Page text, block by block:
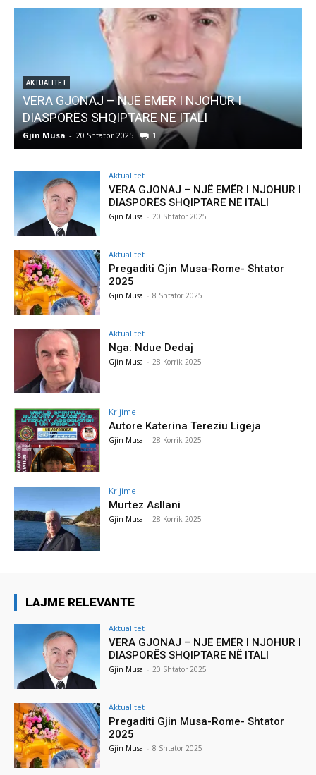
AKTUALITET
Pregaditi Gjin Musa-Rome- Shtator 2025
Gjin Musa - 8 Shtator 2025
Aktualitet
VERA GJONAJ – NJË EMËR I NJOHUR I
DIASPORËS SHQIPTARE NË ITALI
Gjin Musa - 20 Shtator 2025
Aktualitet
Pregaditi Gjin Musa-Rome- Shtator
2025
Gjin Musa - 8 Shtator 2025
Aktualitet
Nga: Ndue Dedaj
Gjin Musa - 28 Korrik 2025
Krijime
Autore Katerina Tereziu Ligeja
Gjin Musa - 28 Korrik 2025
Krijime
Murtez Asllani
Gjin Musa - 28 Korrik 2025
LAJME RELEVANTE
Aktualitet
VERA GJONAJ – NJË EMËR I NJOHUR I
DIASPORËS SHQIPTARE NË ITALI
Gjin Musa - 20 Shtator 2025
Aktualitet
Pregaditi Gjin Musa-Rome- Shtator
2025
Gjin Musa - 8 Shtator 2025